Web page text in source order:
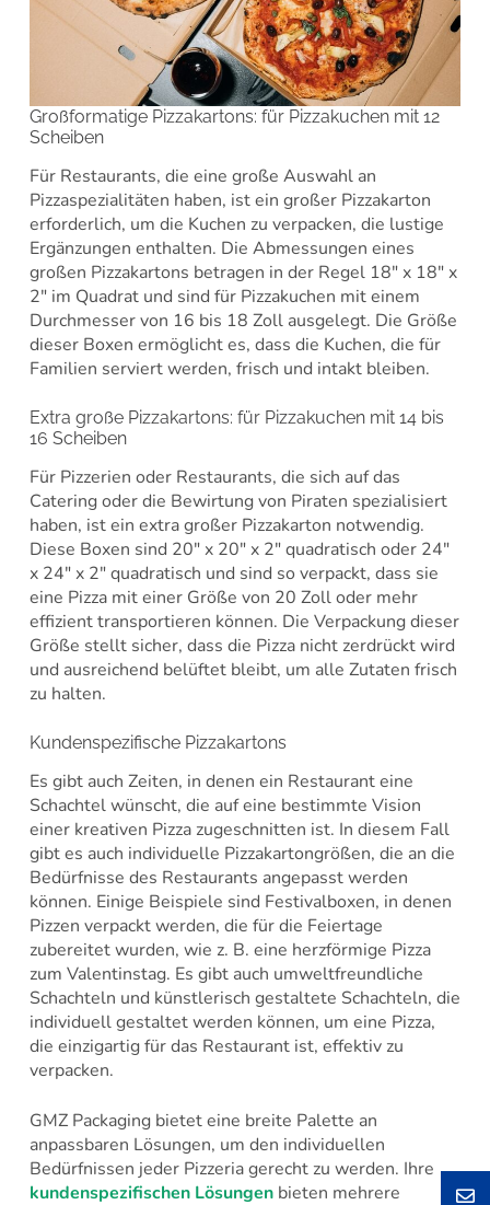
Großformatige Pizzakartons: für Pizzakuchen mit 12
Scheiben
Für Restaurants, die eine große Auswahl an
Pizzaspezialitäten haben, ist ein großer Pizzakarton
erforderlich, um die Kuchen zu verpacken, die lustige
Ergänzungen enthalten. Die Abmessungen eines
großen Pizzakartons betragen in der Regel 18″ x 18″ x
2″ im Quadrat und sind für Pizzakuchen mit einem
Durchmesser von 16 bis 18 Zoll ausgelegt. Die Größe
dieser Boxen ermöglicht es, dass die Kuchen, die für
Familien serviert werden, frisch und intakt bleiben.
Extra große Pizzakartons: für Pizzakuchen mit 14 bis
16 Scheiben
Für Pizzerien oder Restaurants, die sich auf das
Catering oder die Bewirtung von Piraten spezialisiert
haben, ist ein extra großer Pizzakarton notwendig.
Diese Boxen sind 20″ x 20″ x 2″ quadratisch oder 24″
x 24″ x 2″ quadratisch und sind so verpackt, dass sie
eine Pizza mit einer Größe von 20 Zoll oder mehr
effizient transportieren können. Die Verpackung dieser
Größe stellt sicher, dass die Pizza nicht zerdrückt wird
und ausreichend belüftet bleibt, um alle Zutaten frisch
zu halten.
Kundenspezifische Pizzakartons
Es gibt auch Zeiten, in denen ein Restaurant eine
Schachtel wünscht, die auf eine bestimmte Vision
einer kreativen Pizza zugeschnitten ist. In diesem Fall
gibt es auch individuelle Pizzakartongrößen, die an die
Bedürfnisse des Restaurants angepasst werden
können. Einige Beispiele sind Festivalboxen, in denen
Pizzen verpackt werden, die für die Feiertage
zubereitet wurden, wie z. B. eine herzförmige Pizza
zum Valentinstag. Es gibt auch umweltfreundliche
Schachteln und künstlerisch gestaltete Schachteln, die
individuell gestaltet werden können, um eine Pizza,
die einzigartig für das Restaurant ist, effektiv zu
verpacken.
GMZ Packaging bietet eine breite Palette an
anpassbaren Lösungen, um den individuellen
Bedürfnissen jeder Pizzeria gerecht zu werden. Ihre
kundenspezifischen Lösungenbieten mehrere